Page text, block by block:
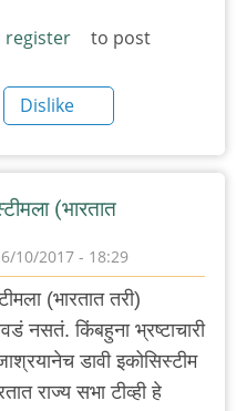
register
to post
Dislike
(भारतात
10/2017 - 18:29
(भारतात तरी)
नसतं. किंबहुना भ्रष्टाचारी
डावी इकोसिस्टीम
राज्य सभा टीव्ही हे